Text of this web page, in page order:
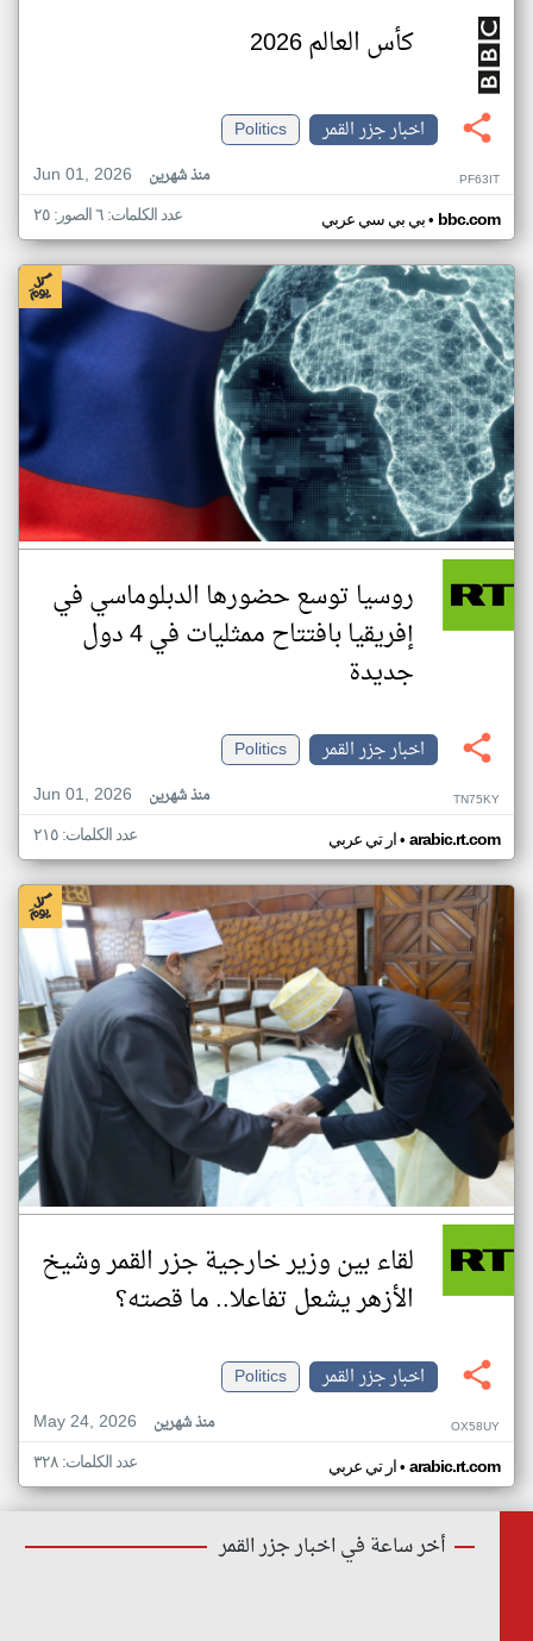
كأس العالم 2026
اخبار جزر القمر
Politics
Jun 01, 2026
منذ شهرين PF63IT
بي بي سي عربي• bbc.com عدد الكلمات: ٦ الصور: ٢٥
روسيا توسع حضورها الدبلوماسي في
إفريقيا بافتتاح ممثليات في 4 دول
جديدة
اخبار جزر القمر
Politics
Jun 01, 2026
منذ شهرين TN75KY
ار تي عربي• arabic.rt.com عدد الكلمات: ٢١٥
لقاء بين وزير خارجية جزر القمر وشيخ
الأزهر يشعل تفاعلا.. ما قصته؟
اخبار جزر القمر
Politics
May 24, 2026
منذ شهرين OX58UY
ار تي عربي• arabic.rt.com عدد الكلمات: ٣٢٨
أخر ساعة في اخبار جزر القمر